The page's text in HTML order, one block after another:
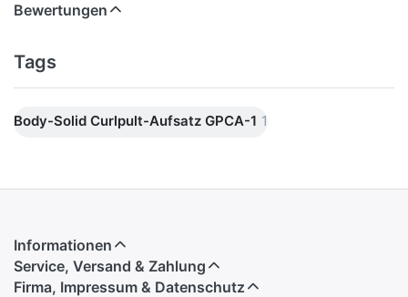
Bewertungen
Tags
Body-Solid Curlpult-Aufsatz GPCA-1 1
Informationen
Service, Versand & Zahlung
Firma, Impressum & Datenschutz